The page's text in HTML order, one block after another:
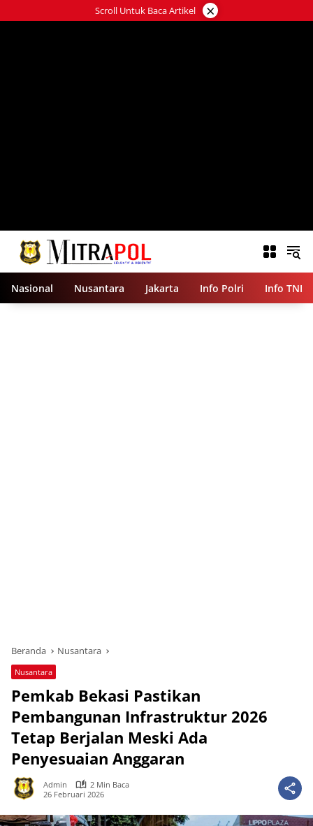
ke
Scroll Untuk Baca Artikel ×
Nasional Nusantara Jakarta Info Polri Info TNI
Beranda Nusantara
Nusantara
Pemkab Bekasi Pastikan
Pembangunan Infrastruktur 2026
Tetap Berjalan Meski Ada
Penyesuaian Anggaran
Admin
2 Min Baca
26 Februari 2026